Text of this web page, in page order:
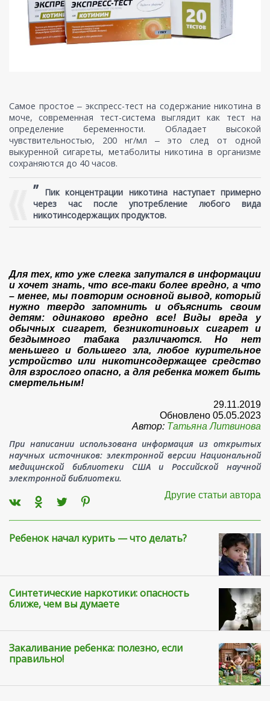
Самое простое ‒ экспресс-тест на содержание никотина в
моче, современная тест-система выглядит как тест на
определение беременности. Обладает высокой
чувствительностью, 200 нг/мл ‒ это след от одной
выкуренной сигареты, метаболиты никотина в организме
сохраняются до 40 часов.
” Пик концентрации никотина наступает примерно
через час после употребление любого вида
никотинсодержащих продуктов.
Для тех, кто уже слегка запутался в информации
и хочет знать, что все-таки более вредно, а что
– менее, мы повторим основной вывод, который
нужно твердо запомнить и объяснить своим
детям: одинаково вредно все! Виды вреда у
обычных сигарет, безникотиновых сигарет и
бездымного табака различаются. Но нет
меньшего и большего зла, любое курительное
устройство или никотинсодержащее средство
для взрослого опасно, а для ребенка может быть
смертельным!
29.11.2019
Обновлено 05.05.2023
Автор: Татьяна Литвинова
При написании использована информация из открытых
научных источников: электронной версии Национальной
медицинской библиотеки США и Российской научной
электронной библиотеки.
Другие статьи автора
Ребенок начал курить — что делать?
Синтетические наркотики: опасность
ближе, чем вы думаете
Закаливание ребенка: полезно, если
правильно!